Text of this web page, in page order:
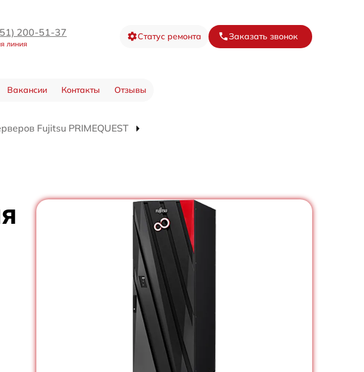
200-51-37
линия
Статус ремонта Заказать звонок
Вакансии Контакты Отзывы
Fujitsu PRIMEQUEST